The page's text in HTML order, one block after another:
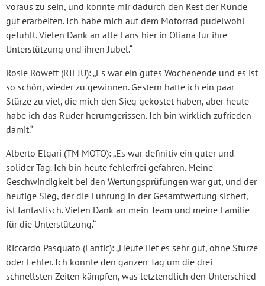
voraus zu sein, und konnte mir dadurch den Rest der Runde
gut erarbeiten. Ich habe mich auf dem Motorrad pudelwohl
gefühlt. Vielen Dank an alle Fans hier in Oliana für ihre
Unterstützung und ihren Jubel.“
Rosie Rowett (RIEJU): „Es war ein gutes Wochenende und es ist
so schön, wieder zu gewinnen. Gestern hatte ich ein paar
Stürze zu viel, die mich den Sieg gekostet haben, aber heute
habe ich das Ruder herumgerissen. Ich bin wirklich zufrieden
damit.“
Alberto Elgari (TM MOTO): „Es war definitiv ein guter und
solider Tag. Ich bin heute fehlerfrei gefahren. Meine
Geschwindigkeit bei den Wertungsprüfungen war gut, und der
heutige Sieg, der die Führung in der Gesamtwertung sichert,
ist fantastisch. Vielen Dank an mein Team und meine Familie
für die Unterstützung.“
Riccardo Pasquato (Fantic): „Heute lief es sehr gut, ohne Stürze
oder Fehler. Ich konnte den ganzen Tag um die drei
schnellsten Zeiten kämpfen, was letztendlich den Unterschied